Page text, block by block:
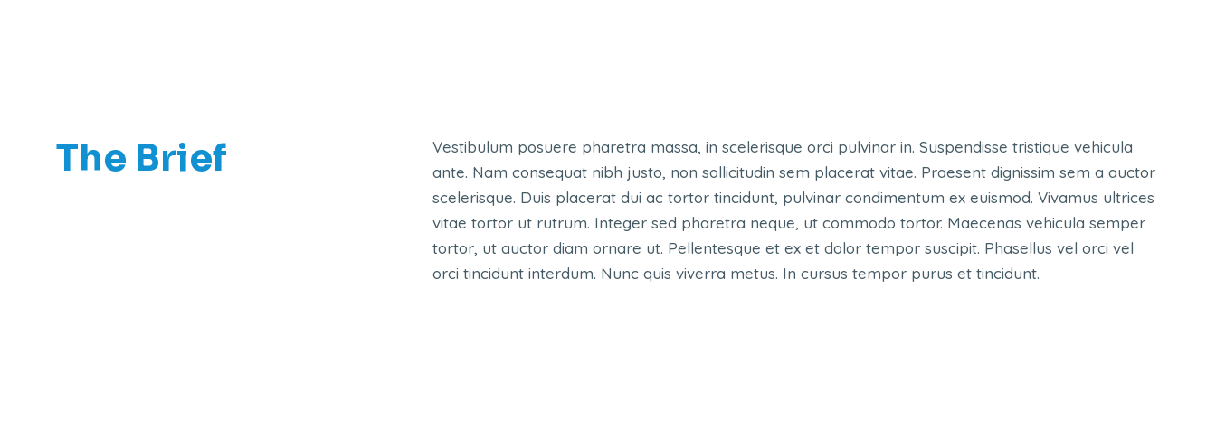
The Brief
Vestibulum posuere pharetra massa, in scelerisque orci pulvinar in. Suspendisse tristique vehicula
ante. Nam consequat nibh justo, non sollicitudin sem placerat vitae. Praesent dignissim sem a auctor
scelerisque. Duis placerat dui ac tortor tincidunt, pulvinar condimentum ex euismod. Vivamus ultrices
vitae tortor ut rutrum. Integer sed pharetra neque, ut commodo tortor. Maecenas vehicula semper
tortor, ut auctor diam ornare ut. Pellentesque et ex et dolor tempor suscipit. Phasellus vel orci vel
orci tincidunt interdum. Nunc quis viverra metus. In cursus tempor purus et tincidunt.